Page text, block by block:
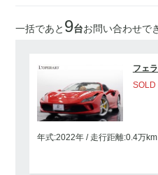
一括であと 9台お問い合わせで
フェ
SOLD
年式:2022年 走行距離:0.4万km